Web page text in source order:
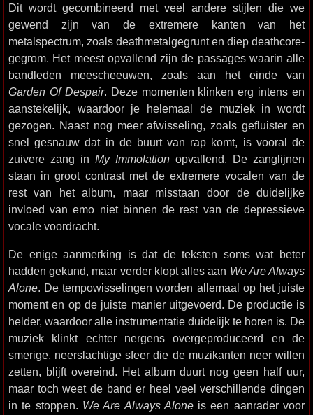
Dit wordt gecombineerd met veel andere stijlen die we
gewend zijn van de extremere kanten van het
metalspectrum, zoals deathmetalgegrunt en diep deathcore-
gegrom. Het meest opvallend zijn de passages waarin alle
bandleden meescheeuwen, zoals aan het einde van
Garden Of Despair. Deze momenten klinken erg intens en
aanstekelijk, waardoor je helemaal de muziek in wordt
gezogen. Naast nog meer afwisseling, zoals gefluister en
snel gesnauw dat in de buurt van rap komt, is vooral de
zuivere zang in My Immolation opvallend. De zanglijnen
staan in groot contrast met de extremere vocalen van de
rest van het album, maar misstaan door de duidelijke
invloed van emo niet binnen de rest van de depressieve
vocale voordracht.
De enige aanmerking is dat de teksten soms wat beter
hadden gekund, maar verder klopt alles aan We Are Always
Alone. De tempowisselingen worden allemaal op het juiste
moment en op de juiste manier uitgevoerd. De productie is
helder, waardoor alle instrumentatie duidelijk te horen is. De
muziek klinkt echter nergens overgeproduceerd en de
smerige, neerslachtige sfeer die de muzikanten neer willen
zetten, blijft overeind. Het album duurt nog geen half uur,
maar toch weet de band er heel veel verschillende dingen
in te stoppen. We Are Always Aloneis een aanrader voor